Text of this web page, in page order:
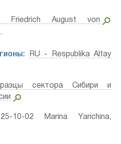
Friedrich August von
RU - Respublika Altay
сектора Сибири и
10-02 Marina Yarichina,